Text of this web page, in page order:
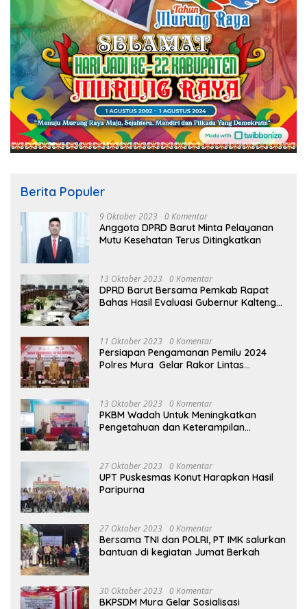
Berita Populer
9 Oktober 2023 0 Komentar
Anggota DPRD Barut Minta Pelayanan
Mutu Kesehatan Terus Ditingkatkan
13 Oktober 2023 0 Komentar
DPRD Barut Bersama Pemkab Rapat
Bahas Hasil Evaluasi Gubernur Kalteng
11 Oktober 2023 0 Komentar
Persiapan Pengamanan Pemilu 2024
Polres Mura Gelar Rakor Lintas
13 Oktober 2023 0 Komentar
PKBM Wadah Untuk Meningkatkan
Pengetahuan dan Keterampilan
27 Oktober 2023 0 Komentar
UPT Puskesmas Konut Harapkan Hasil
Paripurna
27 Oktober 2023 0 Komentar
Bersama TNI dan POLRI, PT IMK salurkan
bantuan di kegiatan Jumat Berkah
30 Oktober 2023 0 Komentar
BKPSDM Mura Gelar Sosialisasi